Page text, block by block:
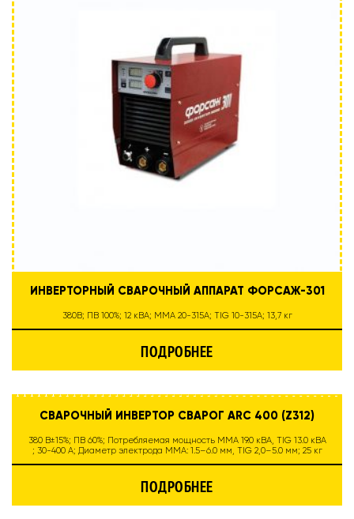
ИНВЕРТОРНЫЙ СВАРОЧНЫЙ АППАРАТ ФОРСАЖ-301
380В; ПВ 100%; 12 кВА; ММА 20-315А; TIG 10-315А; 13,7 кг
ПОДРОБНЕЕ
СВАРОЧНЫЙ ИНВЕРТОР СВАРОГ ARC 400 (Z312)
380 В±15%; ПВ 60%; Потребляемая мощность MMA 19.0 кВА, TIG 13.0 кВА
; 30-400 А; Диаметр электрода MMA: 1.5–6.0 мм, TIG 2,0–5.0 мм; 25 кг
ПОДРОБНЕЕ